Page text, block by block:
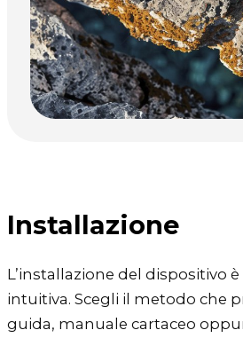
Installazione
L’installazione del dispositivo
intuitiva. Scegli il metodo che
guida, manuale cartaceo